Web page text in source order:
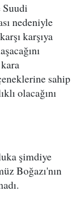
Suudi
nedeniyle
karşıya
sahip
olacağını
şimdiye
Boğazı'nın